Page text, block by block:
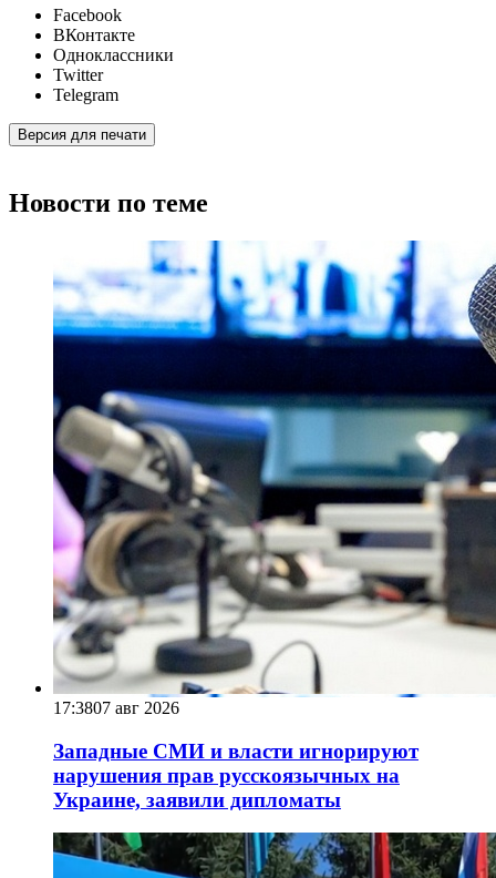
Facebook
ВКонтакте
Одноклассники
Twitter
Telegram
Версия для печати
Новости по теме
17:3807 авг 2026
Западные СМИ и власти игнорируют
нарушения прав русскоязычных на
Украине, заявили дипломаты